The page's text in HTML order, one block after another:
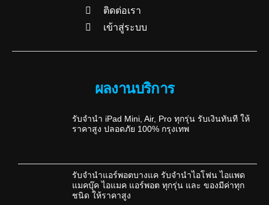
ติดต่อเรา
เข้าสู่ระบบ
ผลงานบริการ
รับจำนำ iPad Mini, Air, Pro ทุกรุ่น รับเงินทันที ให้
ราคาสูง ปลอดภัย 100% กรุงเทพ
รับจำนำแอร์พอตบางแค รับจำนำไอโฟน ไอแพด
แมคบุ๊ค ไอแมค แอร์พอต ทุกรุ่น และ ของมีค่าทุก
ชนิด ให้ราคาสูง